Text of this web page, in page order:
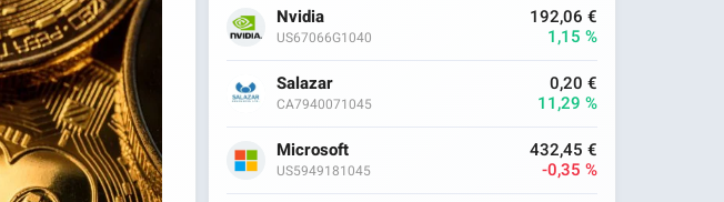
Nvidia
US67066G1040
192,06 €
1,15 %
Salazar
CA7940071045
0,20 €
11,29 %
Microsoft
US5949181045
432,45 €
-0,35 %